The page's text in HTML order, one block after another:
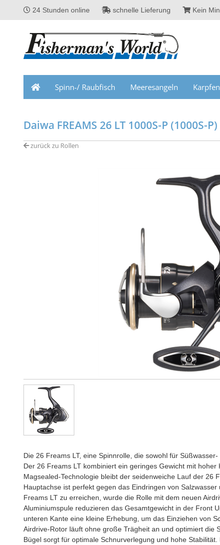
24 Stunden online schnelle Lieferung Kein
Spinn-/ Raubfisch Meeresangeln Karpfen
Daiwa FREAMS 26 LT 1000S-P (1000S-P)
zurück zu Rollen
Die 26 Freams LT, eine Spinnrolle, die sowohl für
Der 26 Freams LT kombiniert ein geringes Gewicht mit
Magsealed-Technologie bleibt der seidenweiche Lauf der 26
Hauptachse ist perfekt gegen das Eindringen von
Freams LT zu erreichen, wurde die Rolle mit dem neuen
Aluminiumspule reduzieren das Gesamtgewicht in der Front
unteren Kante eine kleine Erhebung, um das Einziehen von
Airdrive-Rotor läuft ohne große Trägheit an und optimiert die
Bügel sorgt für optimale Schnurverlegung und hohe